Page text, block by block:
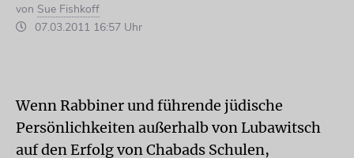
von Sue Fishkoff
07.03.2011 16:57 Uhr
Wenn Rabbiner und führende jüdische
Persönlichkeiten außerhalb von Lubawitsch
auf den Erfolg von Chabads Schulen,